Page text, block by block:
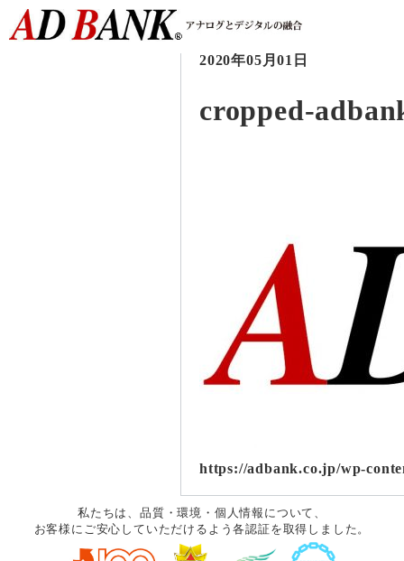
2020年05月01日
cropped-
https://adbank.co.jp/wp-
私たちは、品質・環境・個人情報について、
お客様にご安心していただけるよう各認証を取得しました。